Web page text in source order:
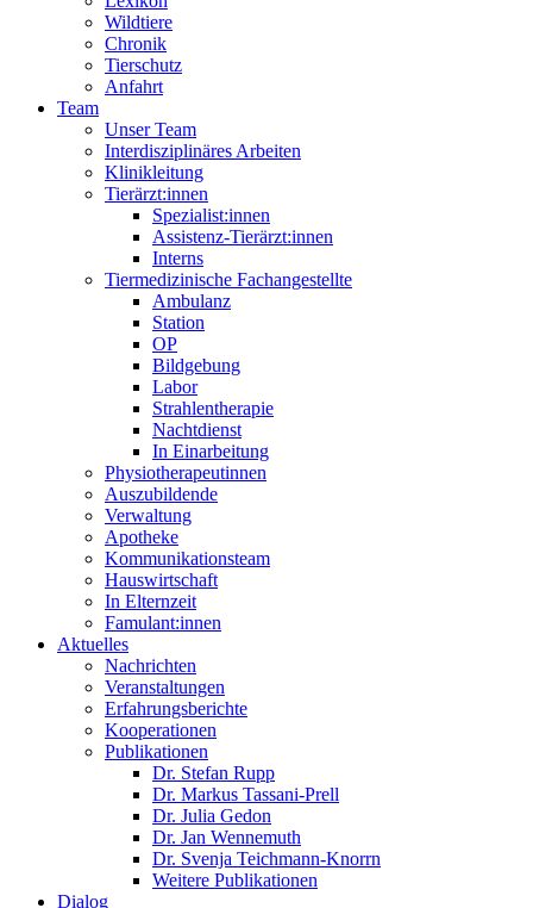
Wildtiere
Chronik
Tierschutz
Anfahrt
Team
Unser Team
Interdisziplinäres Arbeiten
Klinikleitung
Tierärzt:innen
Spezialist:innen
Assistenz-Tierärzt:innen
Interns
Tiermedizinische Fachangestellte
Ambulanz
Station
OP
Bildgebung
Labor
Strahlentherapie
Nachtdienst
In Einarbeitung
Physiotherapeutinnen
Auszubildende
Verwaltung
Apotheke
Kommunikationsteam
Hauswirtschaft
In Elternzeit
Famulant:innen
Aktuelles
Nachrichten
Veranstaltungen
Erfahrungsberichte
Kooperationen
Publikationen
Dr. Stefan Rupp
Dr. Markus Tassani-Prell
Dr. Julia Gedon
Dr. Jan Wennemuth
Dr. Svenja Teichmann-Knorrn
Weitere Publikationen
Dialog